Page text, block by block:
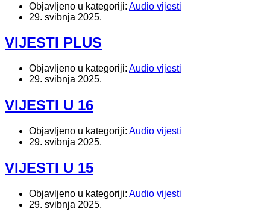
Objavljeno u kategoriji: Audio vijesti
29. svibnja 2025.
VIJESTI PLUS
Objavljeno u kategoriji: Audio vijesti
29. svibnja 2025.
VIJESTI U 16
Objavljeno u kategoriji: Audio vijesti
29. svibnja 2025.
VIJESTI U 15
Objavljeno u kategoriji: Audio vijesti
29. svibnja 2025.